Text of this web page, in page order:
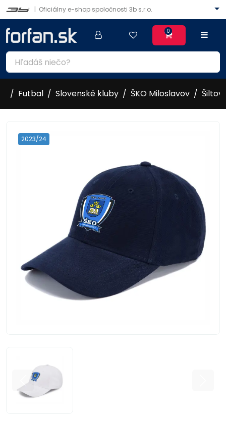
| Oficiálny e-shop spoločnosti 3b s.r.o.
0
Futbal Slovenské kluby ŠKO Miloslavov
2023/24